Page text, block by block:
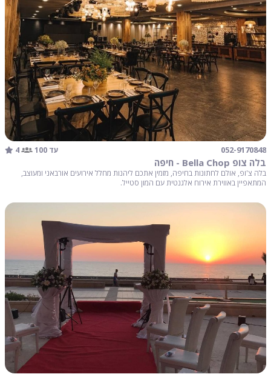
052-9170848 עד 100 4
בלה צופ Bella Chop - חיפה
בלה צ'ופ, אולם לחתונות בחיפה, מזמין אתכם ליהנות מחלל אירועים אורבאני ומעוצב,
המתאפיין באווירת אירוח אלגנטית עם המון סטייל.